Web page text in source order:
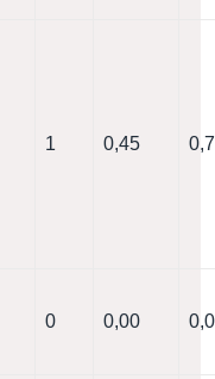
1 0,45
0 0,00